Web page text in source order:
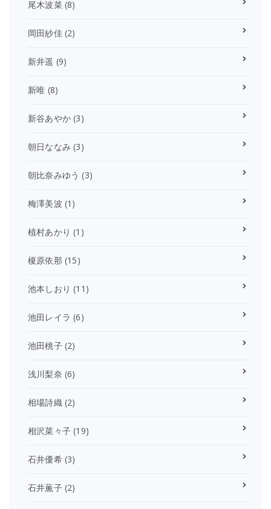
尾木波菜(8)
岡田紗佳(2)
新井遥 (9)
新唯 (8)
新谷あやか (3)
朝日ななみ (3)
朝比奈みゆう (3)
梅澤美波 (1)
植村あかり (1)
榎原依那 (15)
池本しおり (11)
池田レイラ (6)
池田桃子(2)
浅川梨奈 (6)
相場詩織 (2)
相沢菜々子 (19)
石井優希(3)
石井薫子(2)